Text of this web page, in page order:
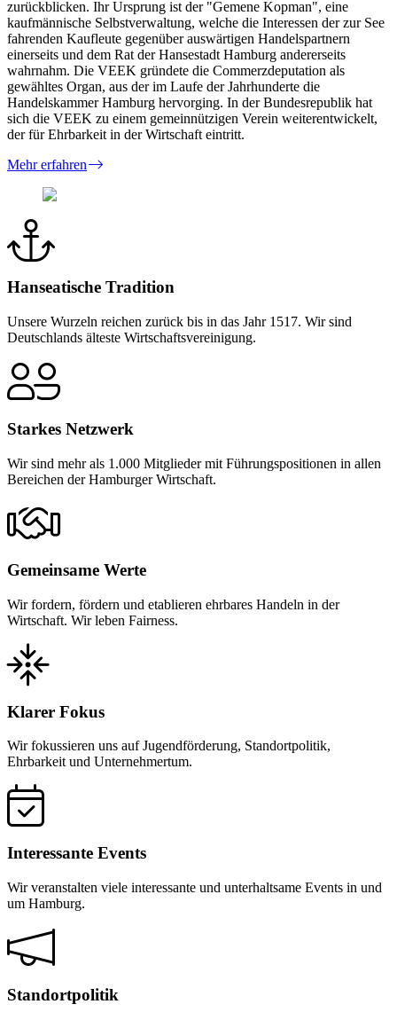
zurückblicken. Ihr Ursprung ist der "Gemene Kopman", eine
kaufmännische Selbstverwaltung, welche die Interessen der zur See
fahrenden Kaufleute gegenüber auswärtigen Handelspartnern
einerseits und dem Rat der Hansestadt Hamburg andererseits
wahrnahm. Die VEEK gründete die Commerzdeputation als
gewähltes Organ, aus der im Laufe der Jahrhunderte die
Handelskammer Hamburg hervorging. In der Bundesrepublik hat
sich die VEEK zu einem gemeinnützigen Verein weiterentwickelt,
der für Ehrbarkeit in der Wirtschaft eintritt.
Mehr erfahren
Hanseatische Tradition
Unsere Wurzeln reichen zurück bis in das Jahr 1517. Wir sind
Deutschlands älteste Wirtschaftsvereinigung.
Starkes Netzwerk
Wir sind mehr als 1.000 Mitglieder mit Führungspositionen in allen
Bereichen der Hamburger Wirtschaft.
Gemeinsame Werte
Wir fordern, fördern und etablieren ehrbares Handeln in der
Wirtschaft. Wir leben Fairness.
Klarer Fokus
Wir fokussieren uns auf Jugendförderung, Standortpolitik,
Ehrbarkeit und Unternehmertum.
Interessante Events
Wir veranstalten viele interessante und unterhaltsame Events in und
um Hamburg.
Standortpolitik